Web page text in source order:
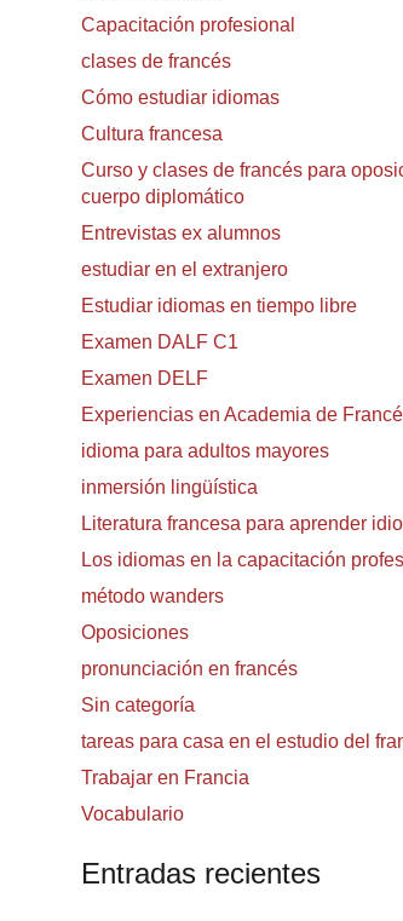
Capacitación profesional
clases de francés
Cómo estudiar idiomas
Cultura francesa
Curso y clases de francés para
cuerpo diplomático
Entrevistas ex alumnos
estudiar en el extranjero
Estudiar idiomas en tiempo libre
Examen DALF C1
Examen DELF
Experiencias en Academia de
idioma para adultos mayores
inmersión lingüística
Literatura francesa para aprender
Los idiomas en la capacitación
método wanders
Oposiciones
pronunciación en francés
Sin categoría
tareas para casa en el estudio del
Trabajar en Francia
Vocabulario
Entradas recientes